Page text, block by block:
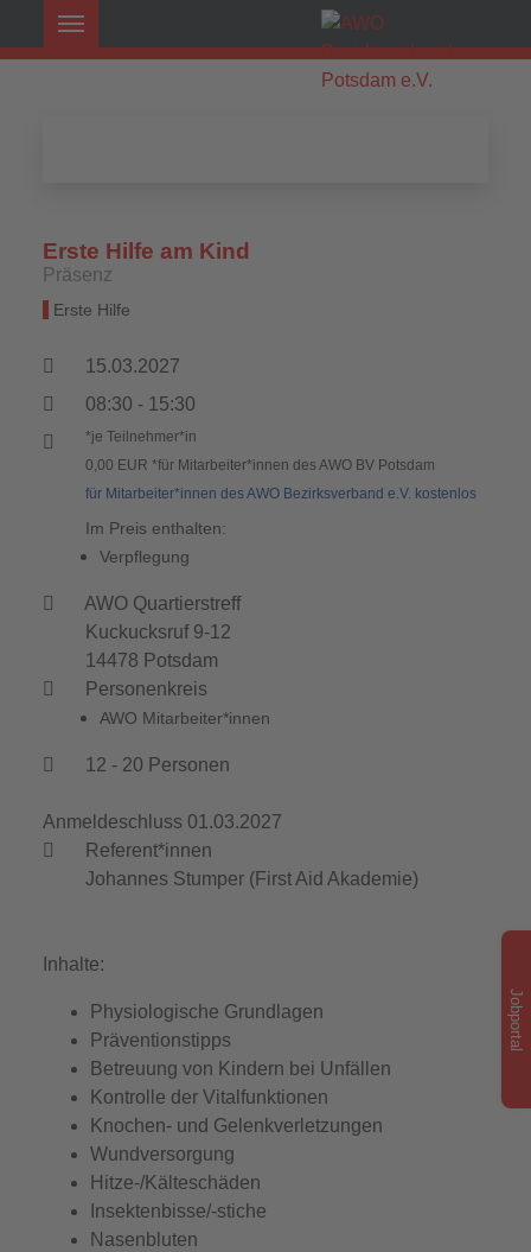
Erste Hilfe am Kind
Präsenz
Erste Hilfe
15.03.2027
08:30 - 15:30
*je Teilnehmer*in
0,00 EUR *für Mitarbeiter*innen des AWO BV Potsdam
für Mitarbeiter*innen des AWO Bezirksverband e.V. kostenlos
Im Preis enthalten:
Verpflegung
AWO Quartierstreff
Kuckucksruf 9-12
14478 Potsdam
Personenkreis
AWO Mitarbeiter*innen
12 - 20 Personen
Anmeldeschluss 01.03.2027
Referent*innen
Johannes Stumper (First Aid Akademie)
Inhalte:
Physiologische Grundlagen
Präventionstipps
Betreuung von Kindern bei Unfällen
Kontrolle der Vitalfunktionen
Knochen- und Gelenkverletzungen
Wundversorgung
Hitze-/Kälteschäden
Insektenbisse/-stiche
Nasenbluten
Jobportal